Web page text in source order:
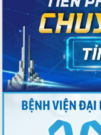
Đánh giá, rút kinh nghiệm
chức diễn tập trước ngày
Chương trình “Gặp gỡ hữu
Friendship Meeting New
Bầu cử Quốc hội và HĐND:
Lắk gửi gắm niềm tin, kỳ
phiếu
Đắk Lắk sẵn sàng các điều
Ngày hội bầu cử đại biểu
khóa XVI và HĐND các cấp